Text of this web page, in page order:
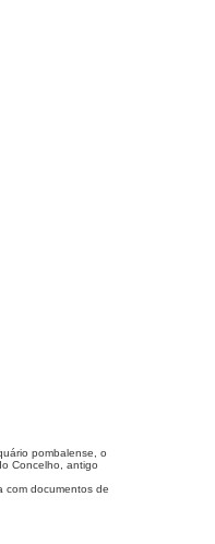
pombalense, o
Concelho, antigo
com documentos de